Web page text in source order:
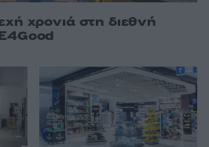
χρονιά στη διεθνή